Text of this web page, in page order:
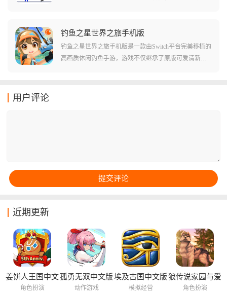
数字，你必须像玩大鱼吃小鱼一样，精准计算每一次进
攻，才能在这场关于数字的游戏中存活下去。
钓鱼之星世界之旅手机版
钓鱼之星世界之旅手机版是一款由Switch平台完美移植的
高画质休闲钓鱼手游，游戏不仅继承了原版可爱清新的
用户评论
近期更新
姜饼人王国中文
版
角色扮演
孤勇无双中文版
动作游戏
埃及古国中文版
模拟经营
狼传说家园与爱
心中文版
角色扮演